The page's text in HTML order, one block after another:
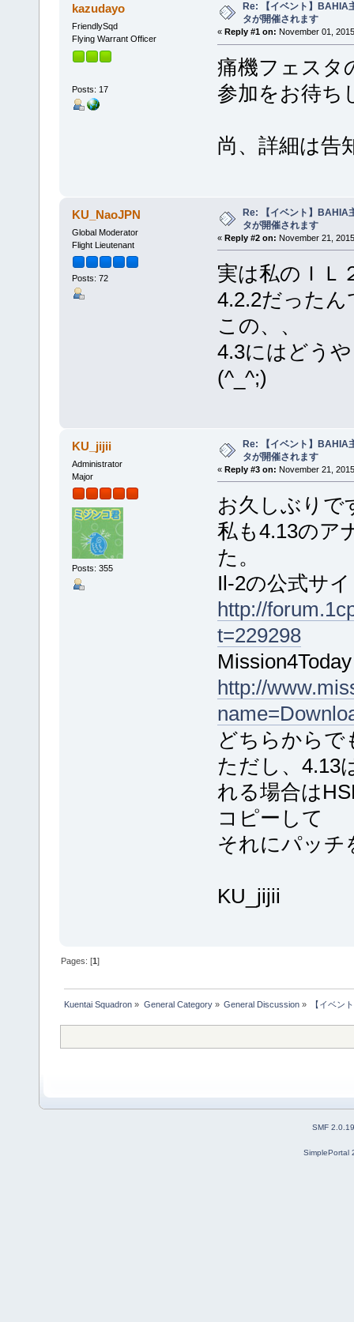
kazudayo
FriendlySqd
Flying Warrant Officer
Posts: 17
Re: 【イベント】BAHIA
タが開催されます
« Reply #1 on: November 01,
痛機フェスタ
参加をお待ち
尚、詳細は告
KU_NaoJPN
Global Moderator
Flight Lieutenant
Posts: 72
Re: 【イベント】BAHIA
タが開催されます
« Reply #2 on: November 21,
実は私のＩＬ
4.2.2だったん
この、、
4.3にはどう
(^_^;)
KU_jijii
Administrator
Major
Posts: 355
Re: 【イベント】BAHIA
タが開催されます
« Reply #3 on: November 21,
お久しぶりで
私も4.13のア
た。
Il-2の公式サ
http://
t=229298
Mission4Today
http://
どちらからで
ただし、4.13
れる場合は
コピーして
それにパッチ
KU_jijii
Pages: [1]
Kuentai Squadron » General Category» General Discussion» 【イベン
SMF 2.0.19
SimplePortal